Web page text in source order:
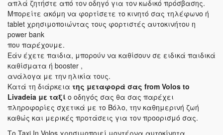
απλά ζητήστε από τον οδηγό για τον κωδικό πρόσβασης.
Μπορείτε ακόμη να φορτίσετε το κινητό σας τηλέφωνο ή
tablet χρησιμοποιώντας τους φορτιστές αυτοκινήτου η
power bank
που παρέχουμε.
Εάν έχετε παιδια, μπορούν να καθίσουν σε ειδικά παιδικά
καθίσματα ή booster ,
ανάλογα με την ηλικία τους.
Κατά τη διάρκεια της μεταφορά σας from Volos to
Livadeia με ταξί ο οδηγός σας θα σας παρέχει
πληροφορίες σχετικά με το Βόλο, την καθημερινή ζωή
καθώς και μερικές προτάσεις για τον προορισμό σας.
Το Taxi In Volos χρησιμοποιεί μοντέρνα αυτοκίνητα